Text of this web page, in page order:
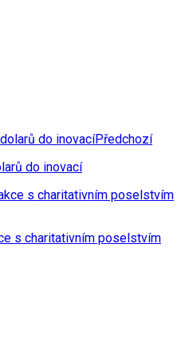
Předchozí
do inovací
s charitativním poselstvím